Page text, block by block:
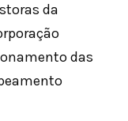
da
das